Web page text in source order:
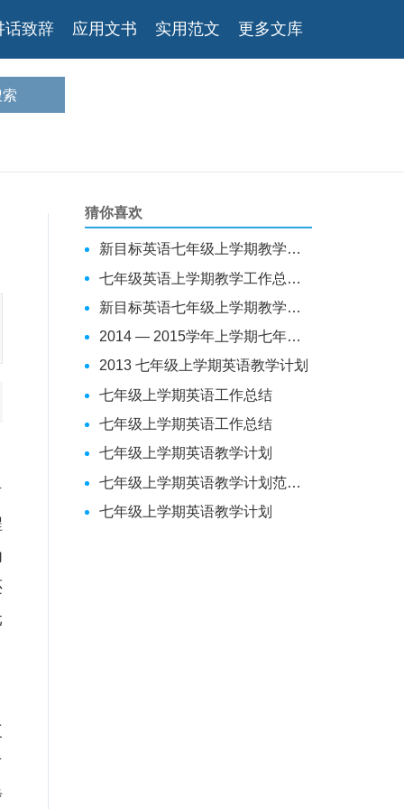
话致辞 应用文书 实用范文 更多文库
猜你喜欢
新目标英语七年级上学期教学总结
七年级英语上学期教学工作总结（精选五篇）
新目标英语七年级上学期教学总结
2014 — 2015学年上学期七年级英语工作总结
2013 七年级上学期英语教学计划
七年级上学期英语工作总结
七年级上学期英语工作总结
七年级上学期英语教学计划
七年级上学期英语教学计划范文大全
七年级上学期英语教学计划